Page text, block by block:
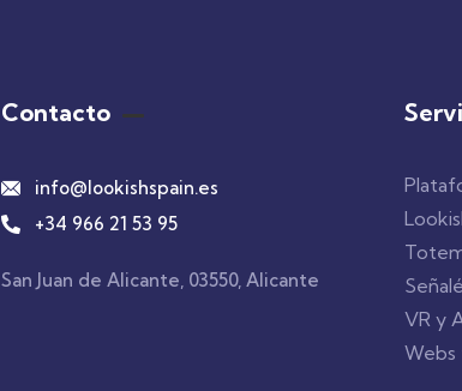
Contacto
info@lookishspain.es
+34 966 21 53 95
San Juan de Alicante, 03550, Alicante
VR y
Webs